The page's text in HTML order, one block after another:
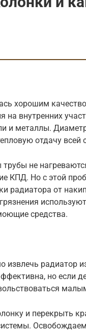
хорошим
на внутренних
и металлы.
отдачу всей
не
КПД. Но с этой
радиатора от
средства.
радиатор
но если
и перекрыть